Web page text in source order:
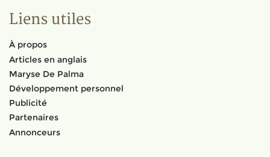
Liens utiles
À propos
Articles en anglais
Maryse De Palma
Développement personnel
Publicité
Partenaires
Annonceurs